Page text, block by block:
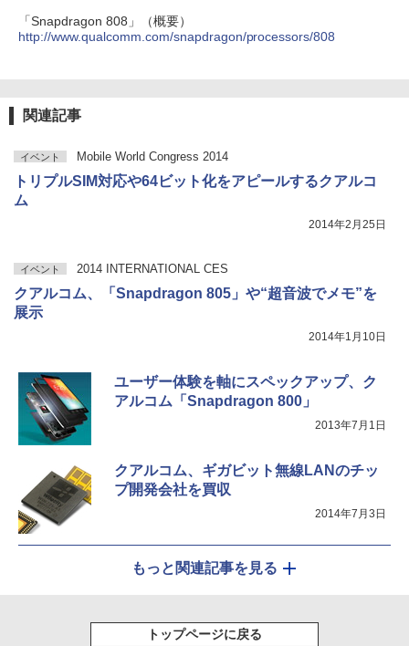
「Snapdragon 808」（概要）
http://www.qualcomm.com/snapdragon/processors/808
関連記事
イベント Mobile World Congress 2014
トリプルSIM対応や64ビット化をアピールするクアルコ
ム
2014年2月25日
イベント 2014 INTERNATIONAL CES
クアルコム、「Snapdragon 805」や“超音波でメモ”を
展示
2014年1月10日
ユーザー体験を軸にスペックアップ、ク
アルコム「Snapdragon 800」
2013年7月1日
クアルコム、ギガビット無線LANのチッ
プ開発会社を買収
2014年7月3日
もっと関連記事を見る
トップページに戻る